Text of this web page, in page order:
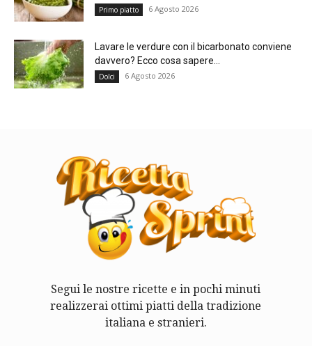
Primo piatto 6 Agosto 2026
Lavare le verdure con il bicarbonato conviene
davvero? Ecco cosa sapere...
Dolci 6 Agosto 2026
Segui le nostre ricette e in pochi minuti
realizzerai ottimi piatti della tradizione
italiana e stranieri.